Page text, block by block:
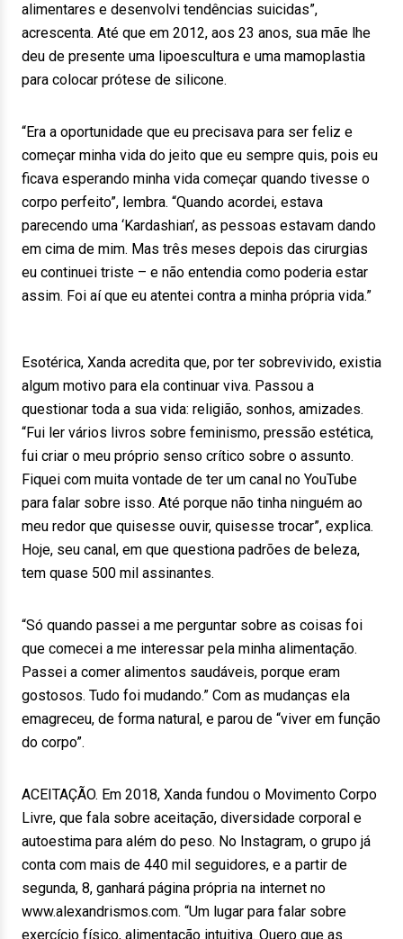
alimentares e desenvolvi tendências suicidas”,
acrescenta. Até que em 2012, aos 23 anos, sua mãe lhe
deu de presente uma lipoescultura e uma mamoplastia
para colocar prótese de silicone.
“Era a oportunidade que eu precisava para ser feliz e
começar minha vida do jeito que eu sempre quis, pois eu
ficava esperando minha vida começar quando tivesse o
corpo perfeito”, lembra. “Quando acordei, estava
parecendo uma ‘Kardashian’, as pessoas estavam dando
em cima de mim. Mas três meses depois das cirurgias
eu continuei triste – e não entendia como poderia estar
assim. Foi aí que eu atentei contra a minha própria vida.”
Esotérica, Xanda acredita que, por ter sobrevivido, existia
algum motivo para ela continuar viva. Passou a
questionar toda a sua vida: religião, sonhos, amizades.
“Fui ler vários livros sobre feminismo, pressão estética,
fui criar o meu próprio senso crítico sobre o assunto.
Fiquei com muita vontade de ter um canal no YouTube
para falar sobre isso. Até porque não tinha ninguém ao
meu redor que quisesse ouvir, quisesse trocar”, explica.
Hoje, seu canal, em que questiona padrões de beleza,
tem quase 500 mil assinantes.
“Só quando passei a me perguntar sobre as coisas foi
que comecei a me interessar pela minha alimentação.
Passei a comer alimentos saudáveis, porque eram
gostosos. Tudo foi mudando.” Com as mudanças ela
emagreceu, de forma natural, e parou de “viver em função
do corpo”.
ACEITAÇÃO. Em 2018, Xanda fundou o Movimento Corpo
Livre, que fala sobre aceitação, diversidade corporal e
autoestima para além do peso. No Instagram, o grupo já
conta com mais de 440 mil seguidores, e a partir de
segunda, 8, ganhará página própria na internet no
www.alexandrismos.com. “Um lugar para falar sobre
exercício físico, alimentação intuitiva. Quero que as